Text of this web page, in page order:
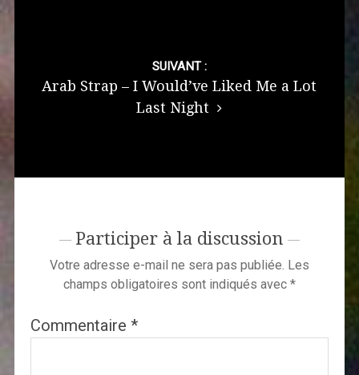
SUIVANT :
Arab Strap – I Would’ve Liked Me a Lot
Last Night
Participer à la discussion
Votre adresse e-mail ne sera pas publiée. Les
champs obligatoires sont indiqués avec *
Commentaire *